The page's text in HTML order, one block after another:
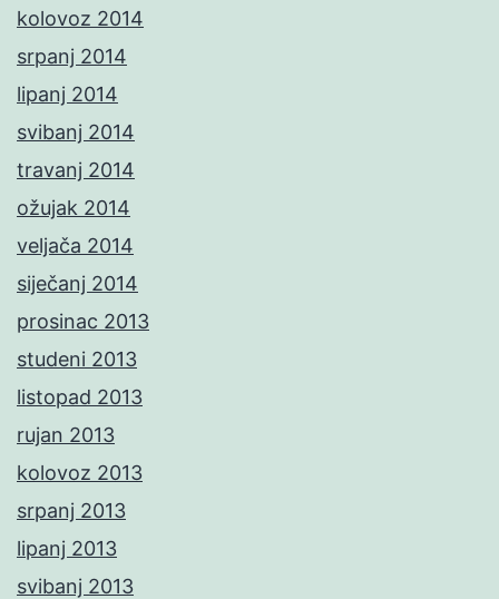
kolovoz 2014
srpanj 2014
lipanj 2014
svibanj 2014
travanj 2014
ožujak 2014
veljača 2014
siječanj 2014
prosinac 2013
studeni 2013
listopad 2013
rujan 2013
kolovoz 2013
srpanj 2013
lipanj 2013
svibanj 2013